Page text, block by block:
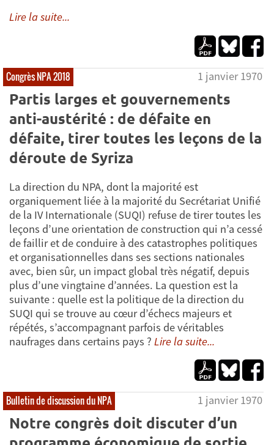
Lire la suite...
Congrès NPA 2018 1 janvier 1970
Partis larges et gouvernements
anti-austérité : de défaite en
défaite, tirer toutes les leçons de la
déroute de Syriza
La direction du NPA, dont la majorité est
organiquement liée à la majorité du Secrétariat Unifié
de la IV Internationale (SUQI) refuse de tirer toutes les
leçons d’une orientation de construction qui n’a cessé
de faillir et de conduire à des catastrophes politiques
et organisationnelles dans ses sections nationales
avec, bien sûr, un impact global très négatif, depuis
plus d’une vingtaine d’années. La question est la
suivante : quelle est la politique de la direction du
SUQI qui se trouve au cœur d’échecs majeurs et
répétés, s’accompagnant parfois de véritables
naufrages dans certains pays ? Lire la suite...
Bulletin de discussion du NPA 1 janvier 1970
Notre congrès doit discuter d’un